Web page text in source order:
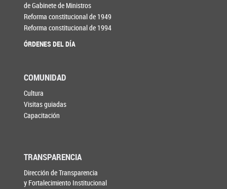
de Gabinete de Ministros
Reforma constitucional de 1949
Reforma constitucional de 1994
ÓRDENES DEL DÍA
COMUNIDAD
Cultura
Visitas guiadas
Capacitación
TRANSPARENCIA
Dirección de Transparencia
y Fortalecimiento Institucional